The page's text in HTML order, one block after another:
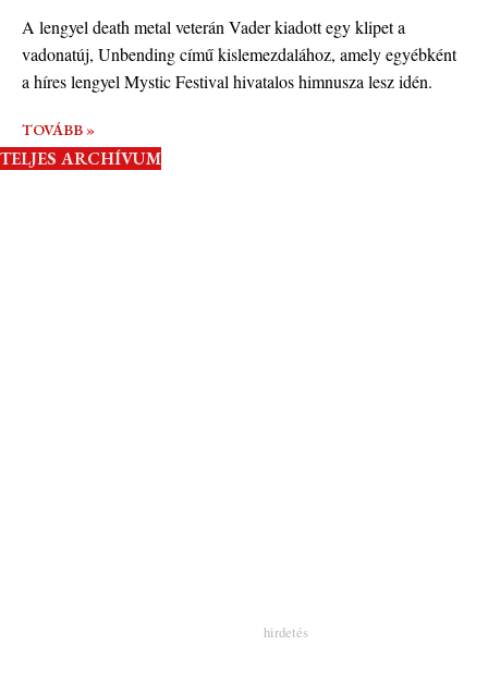
A lengyel death metal veterán Vader kiadott egy klipet a
vadonatúj, Unbending című kislemezdalához, amely egyébként
a híres lengyel Mystic Festival hivatalos himnusza lesz idén.
TOVÁBB »
TELJES ARCHÍVUM